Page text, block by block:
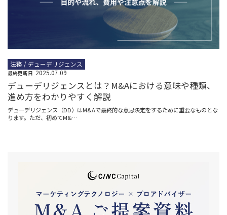
法務 / デューデリジェンス
最終更新日 2025.07.09
デューデリジェンスとは？M&Aにおける意味や種類、
進め方をわかりやすく解説
デューデリジェンス（DD）はM&Aで最終的な意思決定をするために重要なものとな
ります。ただ、初めてM&…